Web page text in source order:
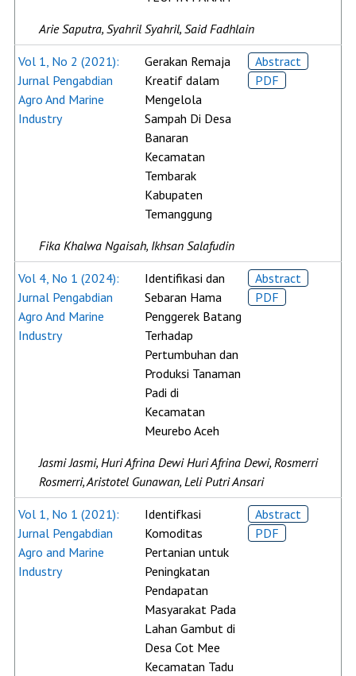
Arie Saputra, Syahril Syahril, Said Fadhlain
Vol 1, No 2 (2021):
Jurnal Pengabdian
Agro And Marine
Industry
Gerakan Remaja
Kreatif dalam
Mengelola
Sampah Di Desa
Banaran
Kecamatan
‎Tembarak
Kabupaten
Temanggung
Abstract
PDF
Fika Khalwa Ngaisah, Ikhsan Salafudin
Vol 4, No 1 (2024):
Jurnal Pengabdian
Agro And Marine
Industry
Identifikasi dan
Sebaran Hama
Penggerek Batang
Terhadap
Pertumbuhan dan
Produksi Tanaman
Padi di
Kecamatan
Meurebo Aceh
Abstract
PDF
Jasmi Jasmi, Huri Afrina Dewi Huri Afrina Dewi, Rosmerri
Rosmerri, Aristotel Gunawan, Leli Putri Ansari
Vol 1, No 1 (2021):
Jurnal Pengabdian
Agro and Marine
Industry
Identifkasi
Komoditas
Pertanian untuk
Peningkatan
Pendapatan
Masyarakat Pada
Lahan Gambut di
Desa Cot Mee
Kecamatan Tadu
Abstract
PDF